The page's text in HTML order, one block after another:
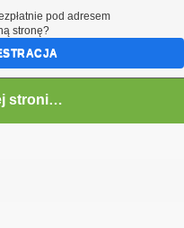
Witam na mojej stronie - Marcin SQ5LTA
pod adresem
stronę?